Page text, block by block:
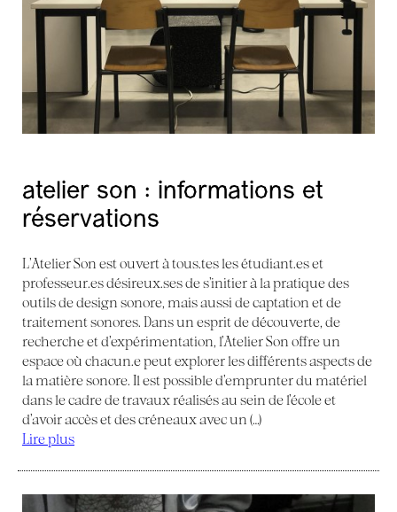
atelier son : informations et
réservations
L’Atelier Son est ouvert à tous.tes les étudiant.es et
professeur.es désireux.ses de s’initier à la pratique des
outils de design sonore, mais aussi de captation et de
traitement sonores. Dans un esprit de découverte, de
recherche et d’expérimentation, l’Atelier Son offre un
espace où chacun.e peut explorer les différents aspects de
la matière sonore. Il est possible d’emprunter du matériel
dans le cadre de travaux réalisés au sein de l’école et
d’avoir accès et des créneaux avec un (…)
Lire plus